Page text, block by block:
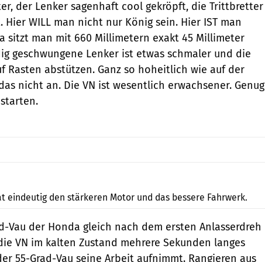
der Lenker sagenhaft cool gekröpft, die Trittbretter
WILL man nicht nur König sein. Hier IST man
sitzt man mit 660 Millimetern exakt 45 Millimeter
geschwungene Lenker ist etwas schmaler und die
Rasten abstützen. Ganz so hoheitlich wie auf der
nicht an. Die VN ist wesentlich erwachsener. Genug
eindeutig den stärkeren Motor und das bessere Fahrwerk.
Vau der Honda gleich nach dem ersten Anlasserdreh
VN im kalten Zustand mehrere Sekunden langes
55-Grad-Vau seine Arbeit aufnimmt. Rangieren aus